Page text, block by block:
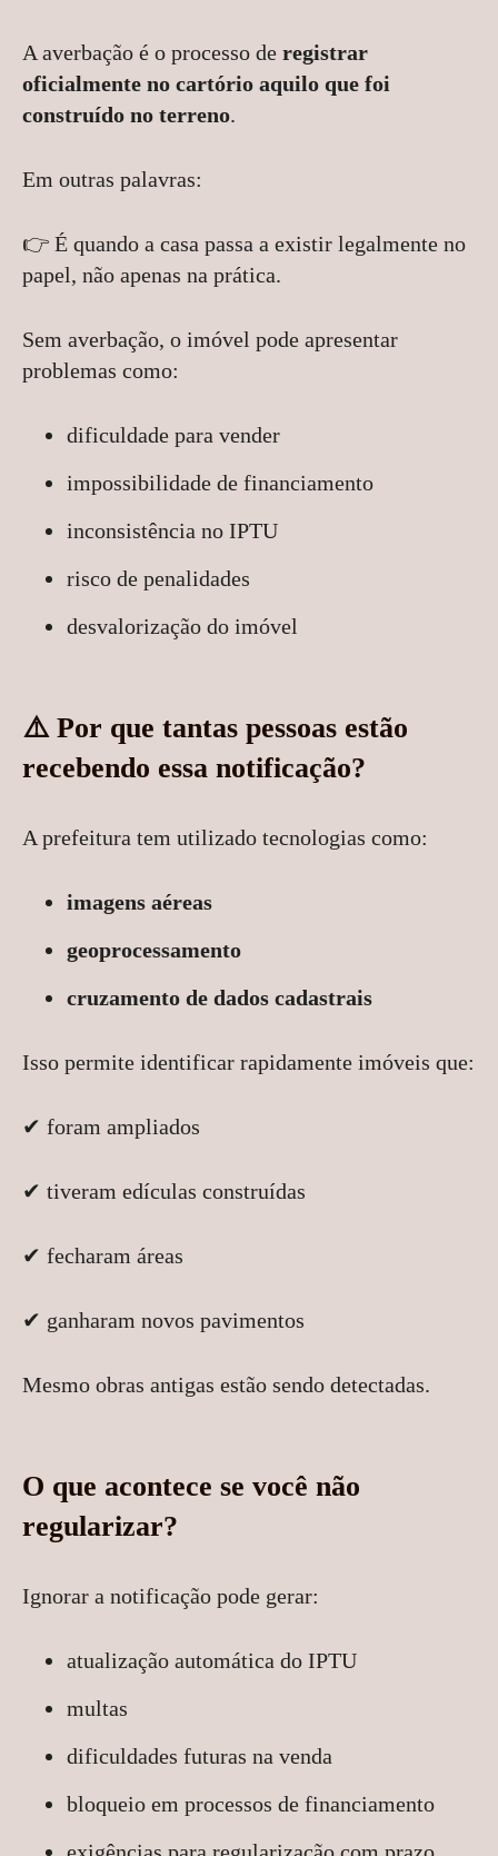
A averbação é o processo de registrar
oficialmente no cartório aquilo que foi
construído no terreno.
Em outras palavras:
👉 É quando a casa passa a existir legalmente no
papel, não apenas na prática.
Sem averbação, o imóvel pode apresentar
problemas como:
dificuldade para vender
impossibilidade de financiamento
inconsistência no IPTU
risco de penalidades
desvalorização do imóvel
⚠️ Por que tantas pessoas estão
recebendo essa notificação?
A prefeitura tem utilizado tecnologias como:
imagens aéreas
geoprocessamento
cruzamento de dados cadastrais
Isso permite identificar rapidamente imóveis que:
✔ foram ampliados
✔ tiveram edículas construídas
✔ fecharam áreas
✔ ganharam novos pavimentos
Mesmo obras antigas estão sendo detectadas.
O que acontece se você não
regularizar?
Ignorar a notificação pode gerar:
atualização automática do IPTU
multas
dificuldades futuras na venda
bloqueio em processos de financiamento